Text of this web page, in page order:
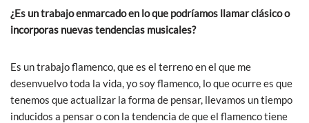
¿Es un trabajo enmarcado en lo que podríamos llamar clásico o
incorporas nuevas tendencias musicales?
Es un trabajo flamenco, que es el terreno en el que me
desenvuelvo toda la vida, yo soy flamenco, lo que ocurre es que
tenemos que actualizar la forma de pensar, llevamos un tiempo
inducidos a pensar o con la tendencia de que el flamenco tiene